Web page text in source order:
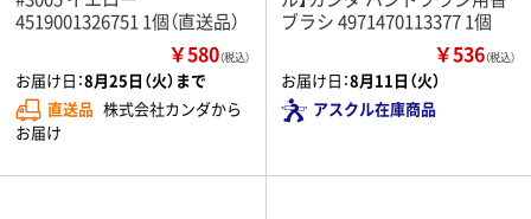
4519001326751 1個（直送品）
￥580（税込）
お届け日：8月25日（火）まで
直送品 株式会社カンダから
お届け
ブラシ 4971470113377 1個
￥536（税込）
お届け日：8月11日（火）
アスクル在庫商品